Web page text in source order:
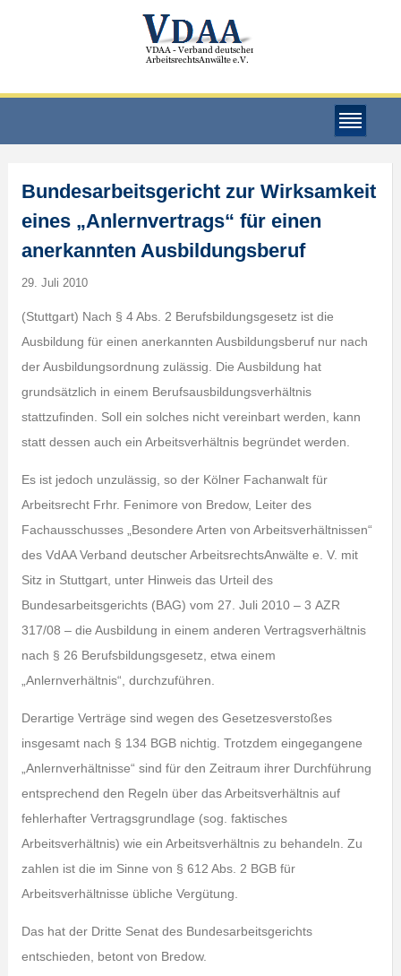
Bundesarbeitsgericht zur Wirksamkeit
eines „Anlernvertrags“ für einen
anerkannten Ausbildungsberuf
29. Juli 2010
(Stuttgart) Nach § 4 Abs. 2 Berufsbildungsgesetz ist die
Ausbildung für einen anerkannten Ausbildungsberuf nur nach
der Ausbildungsordnung zulässig. Die Ausbildung hat
grundsätzlich in einem Berufsausbildungsverhältnis
stattzufinden. Soll ein solches nicht vereinbart werden, kann
statt dessen auch ein Arbeitsverhältnis begründet werden.
Es ist jedoch unzulässig, so der Kölner Fachanwalt für
Arbeitsrecht Frhr. Fenimore von Bredow, Leiter des
Fachausschusses „Besondere Arten von Arbeitsverhältnissen“
des VdAA Verband deutscher ArbeitsrechtsAnwälte e. V. mit
Sitz in Stuttgart, unter Hinweis das Urteil des
Bundesarbeitsgerichts (BAG) vom 27. Juli 2010 – 3 AZR
317/08 – die Ausbildung in einem anderen Vertragsverhältnis
nach § 26 Berufsbildungsgesetz, etwa einem
„Anlernverhältnis“, durchzuführen.
Derartige Verträge sind wegen des Gesetzesverstoßes
insgesamt nach § 134 BGB nichtig. Trotzdem eingegangene
„Anlernverhältnisse“ sind für den Zeitraum ihrer Durchführung
entsprechend den Regeln über das Arbeitsverhältnis auf
fehlerhafter Vertragsgrundlage (sog. faktisches
Arbeitsverhältnis) wie ein Arbeitsverhältnis zu behandeln. Zu
zahlen ist die im Sinne von § 612 Abs. 2 BGB für
Arbeitsverhältnisse übliche Vergütung.
Das hat der Dritte Senat des Bundesarbeitsgerichts
entschieden, betont von Bredow.